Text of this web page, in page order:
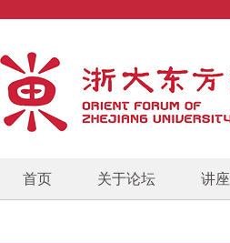
首页 关于论坛 讲座